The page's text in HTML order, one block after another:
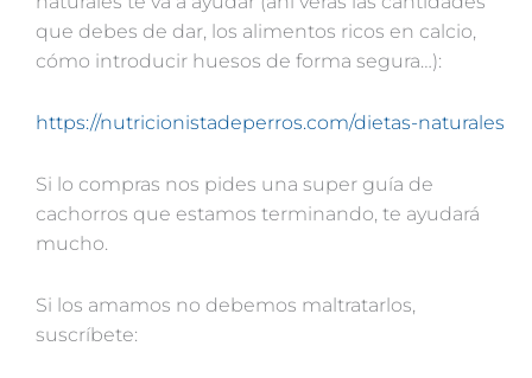
que debes de dar, los alimentos ricos en calcio,
cómo introducir huesos de forma segura…):
https://nutricionistadeperros.com/dietas-naturales
Si lo compras nos pides una super guía de
cachorros que estamos terminando, te ayudará
mucho.
Si los amamos no debemos maltratarlos,
suscríbete: